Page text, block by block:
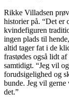
Rikke Villadsen
historier på. “Det er
kvindefiguren
ingen plads til
altid tager fat i de
frastødes også lidt
samtidigt. “Jeg vil
forudsigelighed og
bunde. Jeg vil
det.”